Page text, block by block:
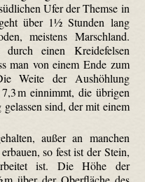
Ufer der Themse in
über 1½ Stunden lang
meistens Marschland.
einen Kreidefelsen
man von einem Ende zum
Weite der Aushöhlung
m einnimmt, die übrigen
sind, der mit einem
außer an manchen
so fest ist der Stein,
ist. Die Höhe der